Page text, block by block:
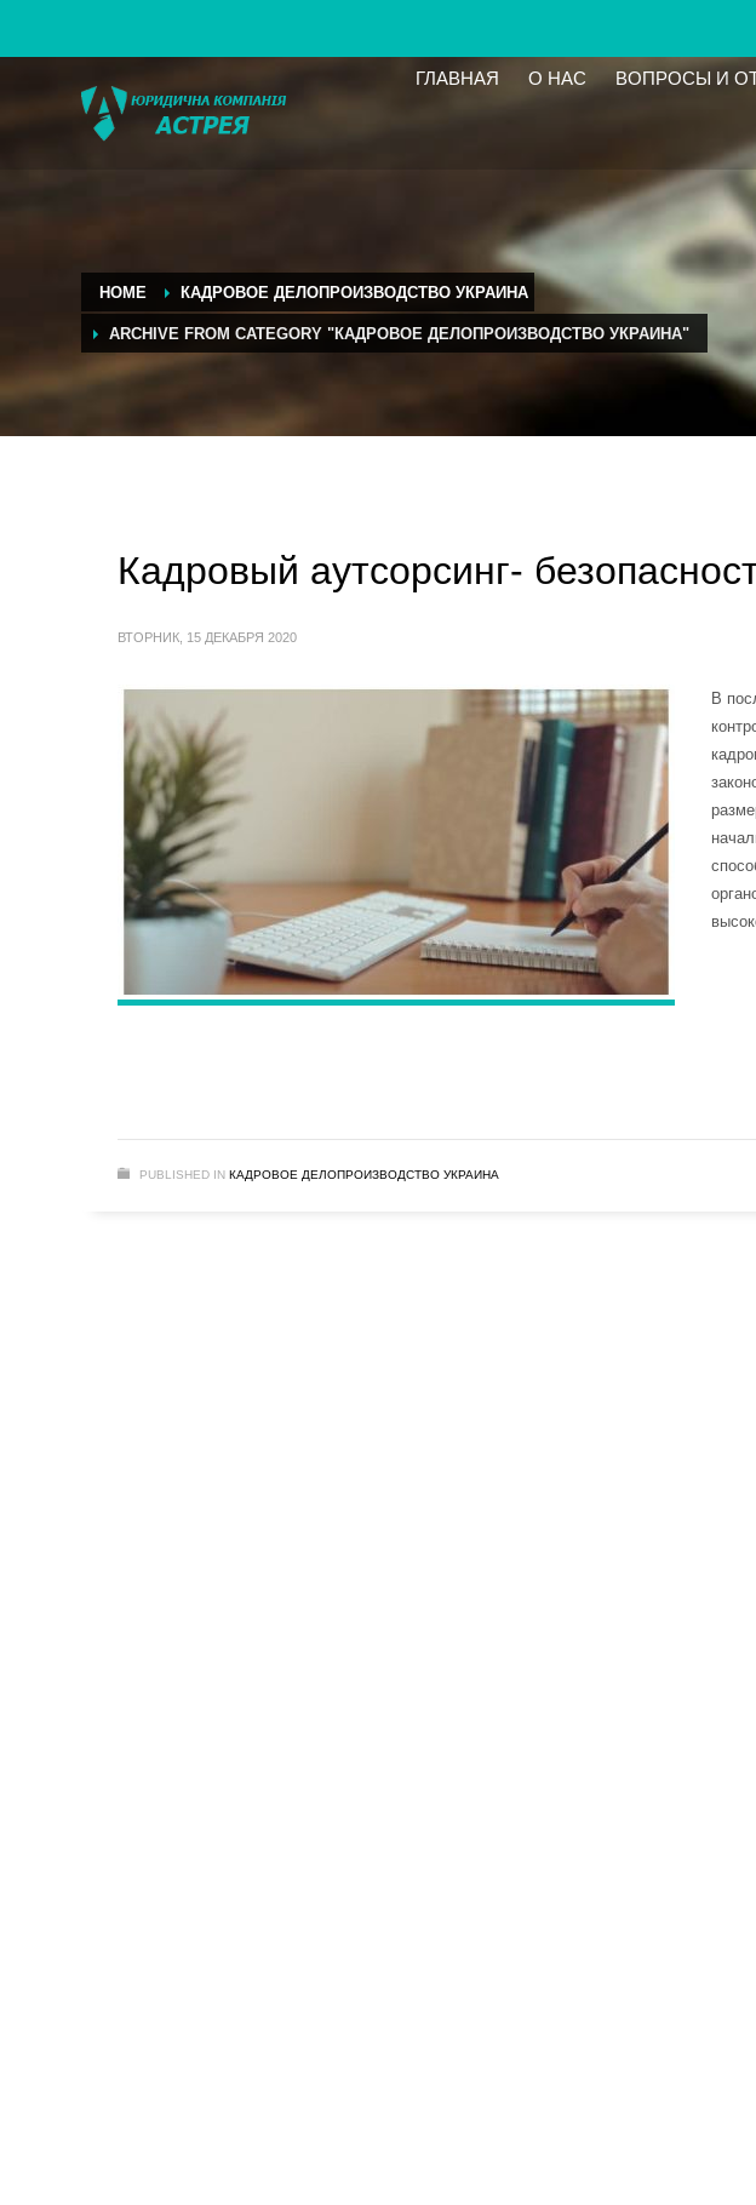
ГЛАВНАЯ О НАС ВОПРОСЫ И
HOME КАДРОВОЕ ДЕЛОПРОИЗВОДСТВО УКРАИНА
ARCHIVE FROM CATEGORY "КАДРОВОЕ ДЕЛОПРОИЗВОДСТВО УКРАИНА"
Кадровый аутсорсинг-
ВТОРНИК, 15 ДЕКАБРЯ 2020
В
PUBLISHED IN КАДРОВОЕ ДЕЛОПРОИЗВОДСТВО УКРАИНА